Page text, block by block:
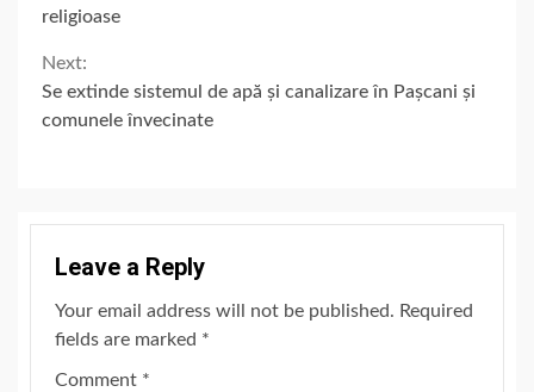
Reading
religioase
Next:
Se extinde sistemul de apă și canalizare în Pașcani și
comunele învecinate
Leave a Reply
Your email address will not be published. Required
fields are marked *
Comment *